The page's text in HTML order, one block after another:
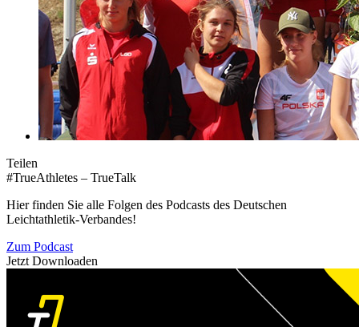
Teilen
#TrueAthletes – TrueTalk
Hier finden Sie alle Folgen des Podcasts des Deutschen
Leichtathletik-Verbandes!
Zum Podcast
Jetzt Downloaden